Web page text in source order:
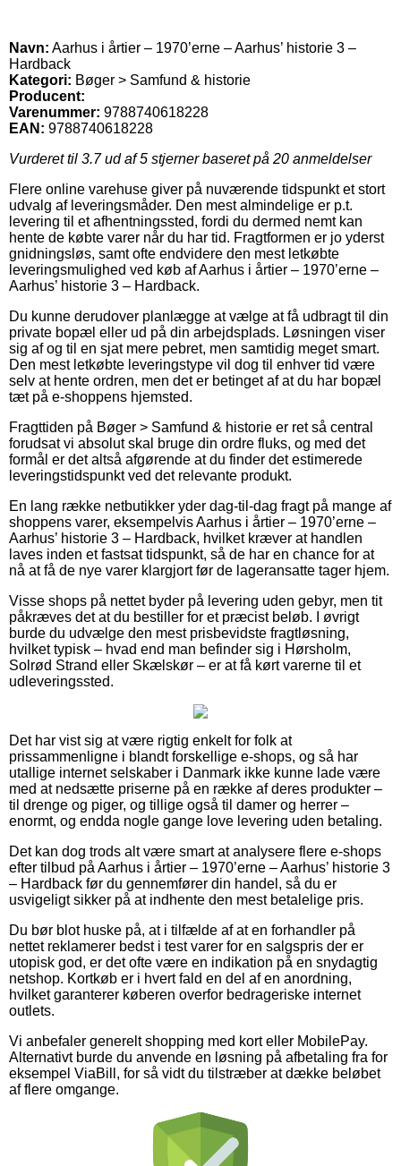
Navn: Aarhus i årtier – 1970’erne – Aarhus’ historie 3 –
Hardback
Kategori: Bøger > Samfund & historie
Producent:
Varenummer: 9788740618228
EAN: 9788740618228
Vurderet til 3.7ud af 5 stjerner baseret på 20 anmeldelser
Flere online varehuse giver på nuværende tidspunkt et stort
udvalg af leveringsmåder. Den mest almindelige er p.t.
levering til et afhentningssted, fordi du dermed nemt kan
hente de købte varer når du har tid. Fragtformen er jo yderst
gnidningsløs, samt ofte endvidere den mest letkøbte
leveringsmulighed ved køb af Aarhus i årtier – 1970’erne –
Aarhus’ historie 3 – Hardback.
Du kunne derudover planlægge at vælge at få udbragt til din
private bopæl eller ud på din arbejdsplads. Løsningen viser
sig af og til en sjat mere pebret, men samtidig meget smart.
Den mest letkøbte leveringstype vil dog til enhver tid være
selv at hente ordren, men det er betinget af at du har bopæl
tæt på e-shoppens hjemsted.
Fragttiden på Bøger > Samfund & historie er ret så central
forudsat vi absolut skal bruge din ordre fluks, og med det
formål er det altså afgørende at du finder det estimerede
leveringstidspunkt ved det relevante produkt.
En lang række netbutikker yder dag-til-dag fragt på mange af
shoppens varer, eksempelvis Aarhus i årtier – 1970’erne –
Aarhus’ historie 3 – Hardback, hvilket kræver at handlen
laves inden et fastsat tidspunkt, så de har en chance for at
nå at få de nye varer klargjort før de lageransatte tager hjem.
Visse shops på nettet byder på levering uden gebyr, men tit
påkræves det at du bestiller for et præcist beløb. I øvrigt
burde du udvælge den mest prisbevidste fragtløsning,
hvilket typisk – hvad end man befinder sig i Hørsholm,
Solrød Strand eller Skælskør – er at få kørt varerne til et
udleveringssted.
Det har vist sig at være rigtig enkelt for folk at
prissammenligne i blandt forskellige e-shops, og så har
utallige internet selskaber i Danmark ikke kunne lade være
med at nedsætte priserne på en række af deres produkter –
til drenge og piger, og tillige også til damer og herrer –
enormt, og endda nogle gange love levering uden betaling.
Det kan dog trods alt være smart at analysere flere e-shops
efter tilbud på Aarhus i årtier – 1970’erne – Aarhus’ historie 3
– Hardback før du gennemfører din handel, så du er
usvigeligt sikker på at indhente den mest betalelige pris.
Du bør blot huske på, at i tilfælde af at en forhandler på
nettet reklamerer bedst i test varer for en salgspris der er
utopisk god, er det ofte være en indikation på en snydagtig
netshop. Kortkøb er i hvert fald en del af en anordning,
hvilket garanterer køberen overfor bedrageriske internet
outlets.
Vi anbefaler generelt shopping med kort eller MobilePay.
Alternativt burde du anvende en løsning på afbetaling fra for
eksempel ViaBill, for så vidt du tilstræber at dække beløbet
af flere omgange.